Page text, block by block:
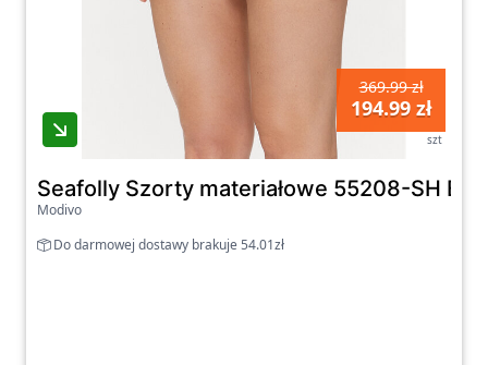
369.99 zł
194.99 zł
szt
Seafolly Szorty materiałowe 55208-SH
Modivo
Do darmowej dostawy brakuje 54.01zł